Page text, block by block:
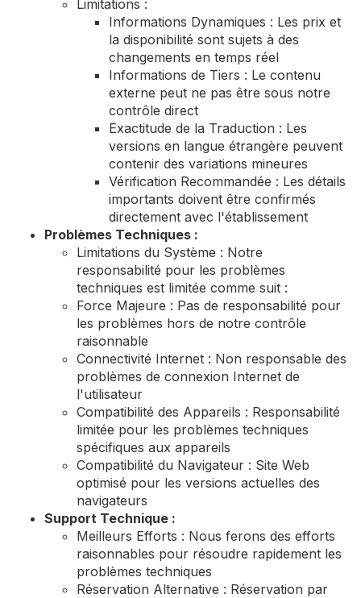
Limitations :
Informations Dynamiques : Les prix et
la disponibilité sont sujets à des
changements en temps réel
Informations de Tiers : Le contenu
externe peut ne pas être sous notre
contrôle direct
Exactitude de la Traduction : Les
versions en langue étrangère peuvent
contenir des variations mineures
Vérification Recommandée : Les détails
importants doivent être confirmés
directement avec l'établissement
Problèmes Techniques :
Limitations du Système : Notre
responsabilité pour les problèmes
techniques est limitée comme suit :
Force Majeure : Pas de responsabilité pour
les problèmes hors de notre contrôle
raisonnable
Connectivité Internet : Non responsable des
problèmes de connexion Internet de
l'utilisateur
Compatibilité des Appareils : Responsabilité
limitée pour les problèmes techniques
spécifiques aux appareils
Compatibilité du Navigateur : Site Web
optimisé pour les versions actuelles des
navigateurs
Support Technique :
Meilleurs Efforts : Nous ferons des efforts
raisonnables pour résoudre rapidement les
problèmes techniques
Réservation Alternative : Réservation par